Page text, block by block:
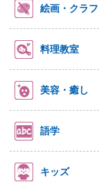
絵画・クラフ
料理教室
美容・癒し
語学
キッズ